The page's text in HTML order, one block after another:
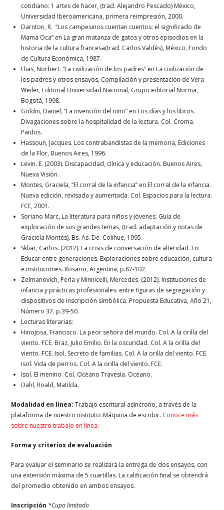
cotidiano: 1 artes de hacer, (trad. Alejandro Pescado) México,
Universidad Iberoamericana, primera reimpresión, 2000.
Darnton, R. “Los campesinos cuentan cuentos: el significado de
Mamá Oca” en La gran matanza de gatos y otros episodios en la
historia de la cultura francesa(trad. Carlos Valdés), México, Fondo
de Cultura Económica, 1987.
Elias, Norbert. “La civilización de los padres” en La civilización de
los padres y otros ensayos, Compilación y presentación de Vera
Weiler, Editorial Universidad Nacional, Grupo editorial Norma,
Bogotá, 1998.
Goldin, Daniel, “La invención del niño” en Los días y los libros.
Divagaciones sobre la hospitalidad de la lectura. Col. Croma.
Paidos.
Hassoun, Jacques. Los contrabandistas de la memoria, Ediciones
de la Flor, Buenos Aires, 1996.
Levin. E. (2003). Discapacidad, clínica y educación. Buenos Aires,
Nueva Visión.
Montes, Graciela, “El corral de la infancia” en El corral de la infancia.
Nueva edición, revisada y aumentada. Col. Espacios para la lectura.
FCE, 2001.
Soriano Marc, La literatura para niños y jóvenes. Guía de
exploración de sus grandes temas, (trad. adaptación y notas de
Graciela Montes), Bs. As. De. Colihue, 1995.
Skliar, Carlos. (2012). La crisis de conversación de alteridad. En:
Educar entre generaciones. Exploraciones sobre educación, cultura
e instituciones. Rosario, Argentina, p.87-102.
Zelmanovich, Perla y Minnicelli, Mercedes. (2012). Instituciones de
infancia y prácticas profesionales: entre figuras de segregación y
dispositivos de inscripción simbólica. Propuesta Educativa, Año 21,
Número 37, p.39-50.
Lecturas literarias:
Hinojosa, Francisco. La peor señora del mundo. Col. A la orilla del
viento. FCE. Braz, Julio Emilio. En la oscuridad. Col. A la orilla del
viento. FCE. Isol, Secreto de familias. Col. A la orilla del viento. FCE.
Isol. Vida de perros. Col. A la orilla del viento. FCE.
Isol. El menino. Col. Océano Travesía. Océano.
Dahl, Roald, Matilda.
Modalidad en línea:Trabajo escritural asíncrono, a través de la
plataforma de nuestro instituto: Máquina de escribir. Conoce más
sobre nuestro trabajo en línea.
Forma y criterios de evaluación
Para evaluar el seminario se realizará la entrega de dos ensayos, con
una extensión máxima de 5 cuartillas. La calificación final se obtendrá
del promedio obtenido en ambos ensayos.
Inscripción *Cupo limitado